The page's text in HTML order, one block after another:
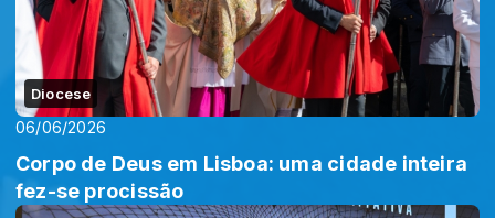
Diocese
06/06/2026
Corpo de Deus em Lisboa: uma cidade inteira
fez-se procissão